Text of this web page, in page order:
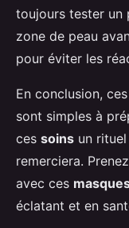
toujours tester un
zone de peau
pour éviter les
En conclusion, ces
sont simples à
ces soins un
remerciera.
avec ces
éclatant et en